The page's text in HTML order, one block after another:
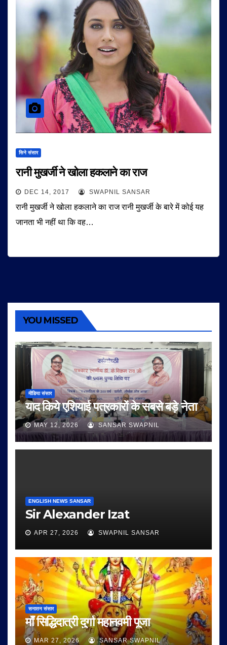
सिने संसार
रानी मुखर्जी ने खोला हकलाने का राज
DEC 14, 2017 SWAPNIL SANSAR
रानी मुखर्जी ने खोला हकलाने का राज रानी मुखर्जी के बारे में कोई यह
जानता भी नहीं था कि वह…
YOU MISSED
मीडिया संसार
याद किये एशियाई पत्रकारों के सबसे बड़े नेता
MAY 12, 2026 SANSAR SWAPNIL
ENGLISH NEWS SANSAR
Sir Alexander Izat
APR 27, 2026 SWAPNIL SANSAR
सनातन संसार
माँ सिद्धिदात्री दुर्गा महानवमी पूजा
MAR 27, 2026 SANSAR SWAPNIL